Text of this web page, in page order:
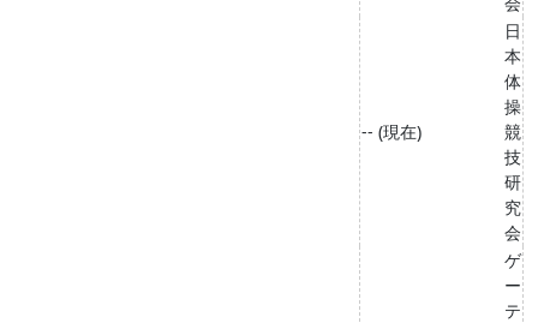
-- (現在)
日
本
体
操
競
技
研
究
会
ゲ
ー
テ